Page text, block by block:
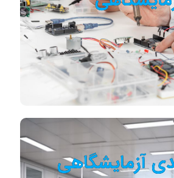
آزمایشگاهی